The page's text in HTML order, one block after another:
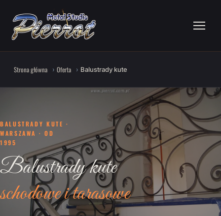
Strona główna Oferta Balustrady kute
BALUSTRADY KUTE ·
WARSZAWA · OD
1995
Balustrady kute
schodowe i tarasowe